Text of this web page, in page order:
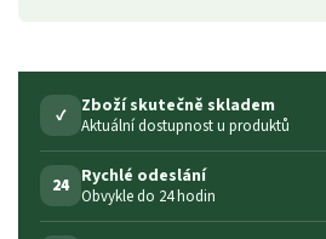
✓ Zboží skutečně skladem
Aktuální dostupnost u produktů
24 Rychlé odeslání
Obvykle do 24 hodin